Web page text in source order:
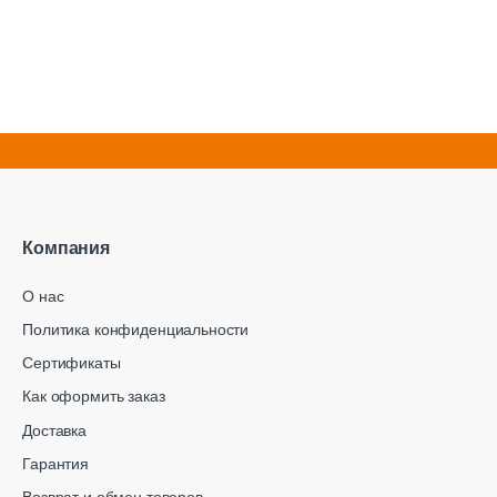
Компания
О нас
Политика конфиденциальности
Сертификаты
Как оформить заказ
Доставка
Гарантия